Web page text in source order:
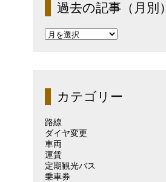
過去の記事（月別）
過
（月
別）カテゴリー
路線
ダイヤ変更
車両
運賃
定期観光バス
乗車券